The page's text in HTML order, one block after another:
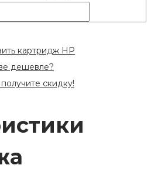
картридж HP
дешевле?
скидку!